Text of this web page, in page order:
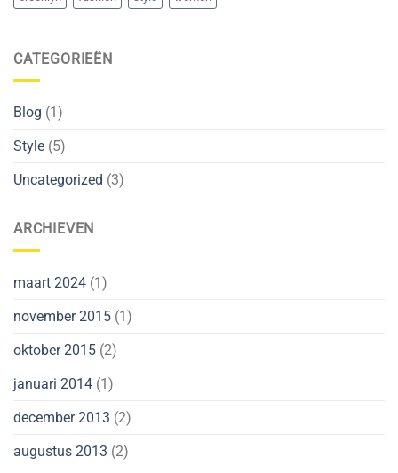
CATEGORIEËN
Blog (1)
Style (5)
Uncategorized (3)
ARCHIEVEN
maart 2024 (1)
november 2015 (1)
oktober 2015 (2)
januari 2014 (1)
december 2013 (2)
augustus 2013 (2)